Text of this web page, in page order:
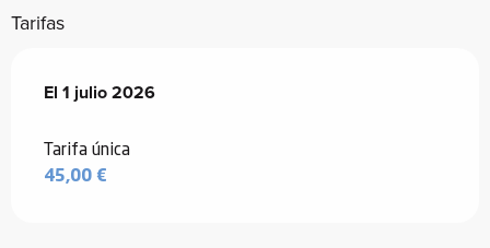
Tarifas
El 1 julio 2026
El 1 julio 2026
Tarifa única
45,00 €